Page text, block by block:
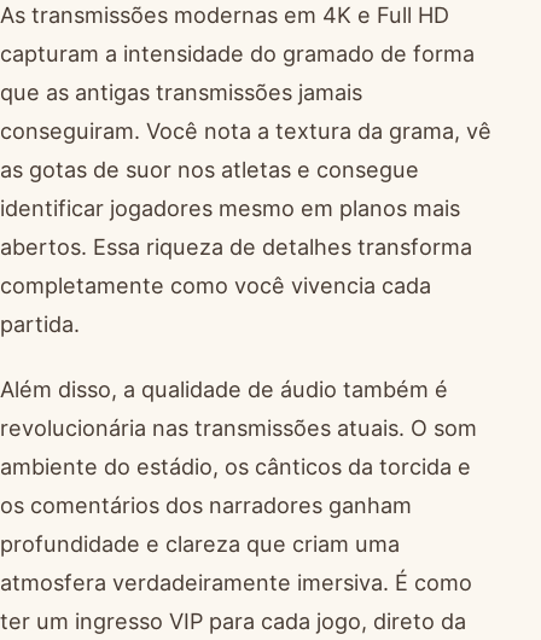
As transmissões modernas em 4K e Full HD
capturam a intensidade do gramado de forma
que as antigas transmissões jamais
conseguiram. Você nota a textura da grama, vê
as gotas de suor nos atletas e consegue
identificar jogadores mesmo em planos mais
abertos. Essa riqueza de detalhes transforma
completamente como você vivencia cada
partida.
Além disso, a qualidade de áudio também é
revolucionária nas transmissões atuais. O som
ambiente do estádio, os cânticos da torcida e
os comentários dos narradores ganham
profundidade e clareza que criam uma
atmosfera verdadeiramente imersiva. É como
ter um ingresso VIP para cada jogo, direto da